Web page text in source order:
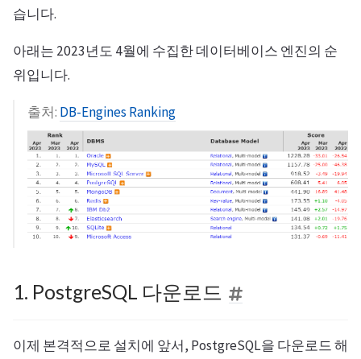
습니다.
아래는 2023년도 4월에 수집한 데이터베이스 엔진의 순
위입니다.
출처: DB-Engines Ranking
1. PostgreSQL 다운로드
이제 본격적으로 설치에 앞서, PostgreSQL을 다운로드 해